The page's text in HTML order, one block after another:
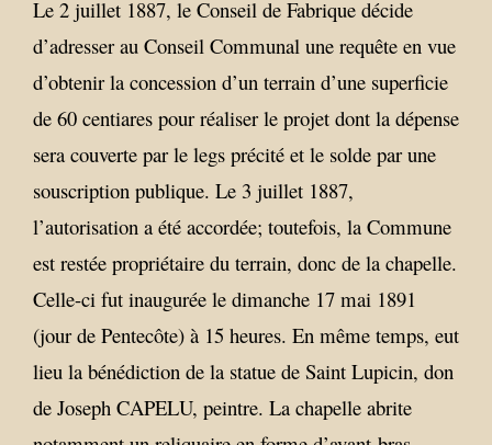
Le 2 juillet 1887, le Conseil de Fabrique décide
d’adresser au Conseil Communal une requête en vue
d’obtenir la concession d’un terrain d’une superficie
de 60 centiares pour réaliser le projet dont la dépense
sera couverte par le legs précité et le solde par une
souscription publique. Le 3 juillet 1887,
l’autorisation a été accordée; toutefois, la Commune
est restée propriétaire du terrain, donc de la chapelle.
Celle-ci fut inaugurée le dimanche 17 mai 1891
(jour de Pentecôte) à 15 heures. En même temps, eut
lieu la bénédiction de la statue de Saint Lupicin, don
de Joseph CAPELU, peintre. La chapelle abrite